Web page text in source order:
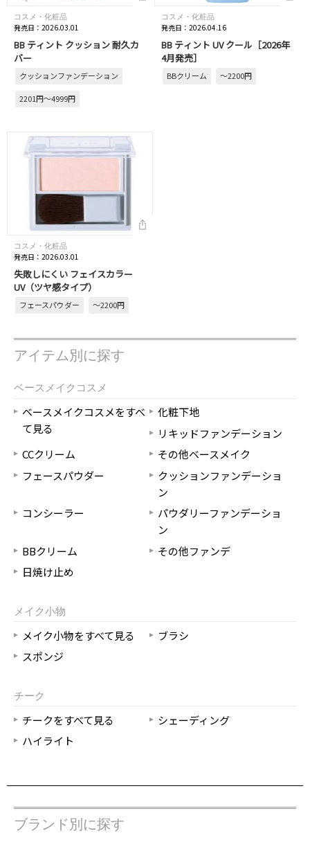
コスメ・化粧品
発売日：2026.03.01
BB ティント クッション 耐久カ
バー
クッションファンデーション
2201円～4999円
コスメ・化粧品
発売日：2026.04.16
BB ティント UV クール［2026年
4月発売］
BBクリーム ～2200円
コスメ・化粧品
発売日：2026.03.01
失敗しにくい フェイスカラー
UV（ツヤ感タイプ）
フェースパウダー ～2200円
アイテム別に探す
ベースメイクコスメ
ベースメイクコスメをすべ
て見る
化粧下地
リキッドファンデーション
CCクリーム
その他ベースメイク
フェースパウダー
クッションファンデーショ
ン
コンシーラー
パウダリーファンデーショ
ン
BBクリーム
その他ファンデ
日焼け止め
メイク小物
メイク小物をすべて見る
ブラシ
スポンジ
チーク
チークをすべて見る
シェーディング
ハイライト
ブランド別に探す